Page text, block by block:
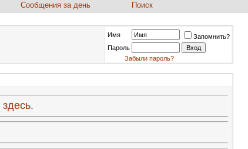
Сообщения за день Поиск
Имя
Запомнить?
Пароль
Забыли пароль?
здесь.